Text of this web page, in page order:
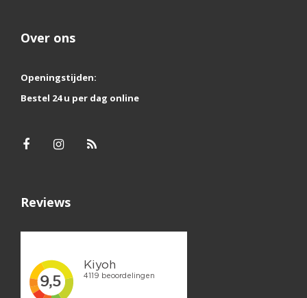
Over ons
Openingstijden:
Bestel 24 u per dag online
Reviews